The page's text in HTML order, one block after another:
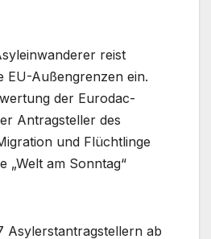
reist
EU-Außengrenzen ein.
der Eurodac-
Antragsteller des
und Flüchtlinge
„Welt am Sonntag“
Asylerstantragstellern ab